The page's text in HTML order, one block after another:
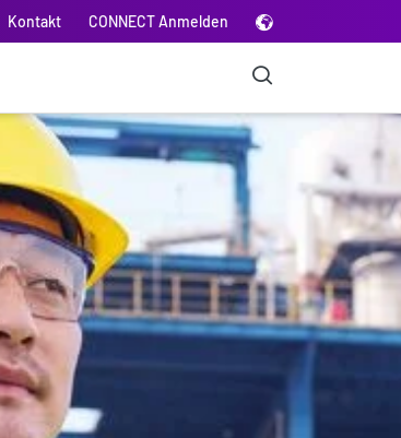
Kontakt CONNECT Anmelden